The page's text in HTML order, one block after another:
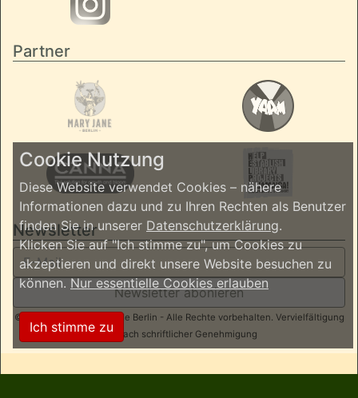
Partner
Newsletter
Newsletter abonieren
© 2026 ReggaeInBerlin.de Berlin - Alle Rechte vorbehalten. Vervielfältigung
nur nach schriftlicher Genehmigung
Cookie Nutzung
Diese Website verwendet Cookies – nähere
Informationen dazu und zu Ihren Rechten als Benutzer
finden Sie in unserer Datenschutzerklärung.
Klicken Sie auf "Ich stimme zu", um Cookies zu
akzeptieren und direkt unsere Website besuchen zu
können.Nur essentielle Cookies erlauben
Ich stimme zu